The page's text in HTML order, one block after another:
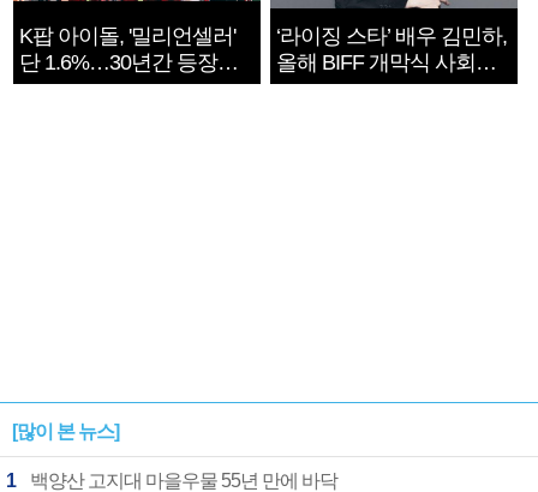
K팝 아이돌, '밀리언셀러'
단 1.6%…30년간 등장
1182개팀 전수조사
‘라이징 스타’ 배우 김민하,
올해 BIFF 개막식 사회자
확정
[많이 본 뉴스]
1 백양산 고지대 마을우물 55년 만에 바닥